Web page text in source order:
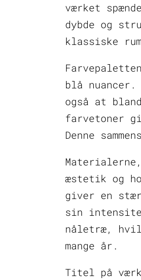
værket
dybde og
klassiske
blå
også at
farvetoner
Denne
æstetik og
giver en
sin
nåletræ,
mange år.
Titel på